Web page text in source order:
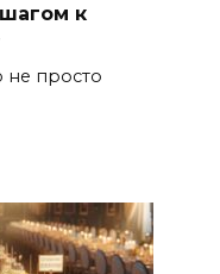
к
не просто